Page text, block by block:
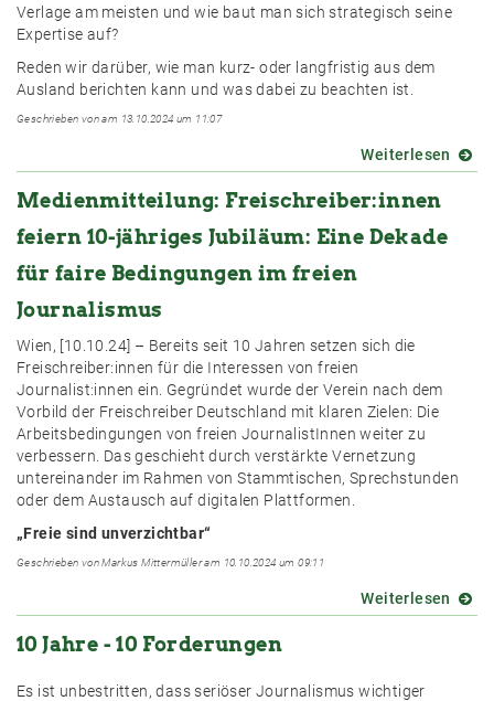
Verlage am meisten und wie baut man sich strategisch seine
Expertise auf?
Reden wir darüber, wie man kurz- oder langfristig aus dem
Ausland berichten kann und was dabei zu beachten ist.
Geschrieben von am 13.10.2024 um 11:07
Weiterlesen über
Medienmitteilung: Freischreiber:innen
feiern 10-jähriges Jubiläum: Eine Dekade
für faire Bedingungen im freien
Journalismus
Wien, [10.10.24] – Bereits seit 10 Jahren setzen sich die
Freischreiber:innen für die Interessen von freien
Journalist:innen ein. Gegründet wurde der Verein nach dem
Vorbild der Freischreiber Deutschland mit klaren Zielen: Die
Arbeitsbedingungen von freien JournalistInnen weiter zu
verbessern. Das geschieht durch verstärkte Vernetzung
untereinander im Rahmen von Stammtischen, Sprechstunden
oder dem Austausch auf digitalen Plattformen.
„Freie sind unverzichtbar“
Geschrieben von Markus Mittermüller am 10.10.2024 um 09:11
Weiterlesen über
10 Jahre - 10 Forderungen
Es ist unbestritten, dass seriöser Journalismus wichtiger